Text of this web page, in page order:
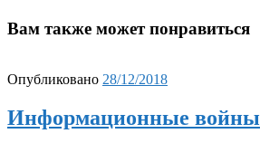
Вам также может понравиться
Опубликовано 28/12/2018
Информационные войны